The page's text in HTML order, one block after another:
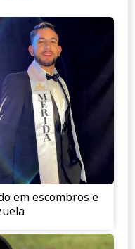
em escombros e